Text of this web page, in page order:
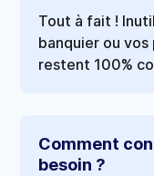
Tout à fait !
banquier ou
restent 100%
Comment
besoin ?